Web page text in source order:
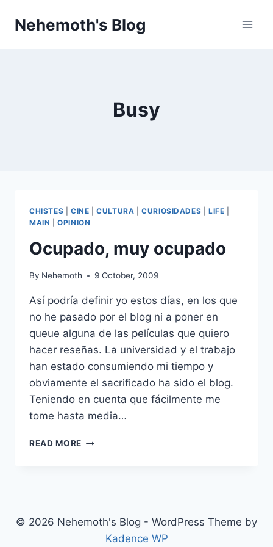
Nehemoth's Blog
Busy
CHISTES CINE |CULTURA |CURIOSIDADES |LIFE
MAIN |OPINION
Ocupado, muy ocupado
By Nehemoth 9 October, 2009
Así podría definir yo estos días, en los que
no he pasado por el blog ni a poner en
queue alguna de las películas que quiero
hacer reseñas. La universidad y el trabajo
han estado consumiendo mi tiempo y
obviamente el sacrificado ha sido el blog.
Teniendo en cuenta que fácilmente me
tome hasta media…
READ MORE OCUPADO,
© 2026 Nehemoth's Blog - WordPress Theme by
Kadence WP